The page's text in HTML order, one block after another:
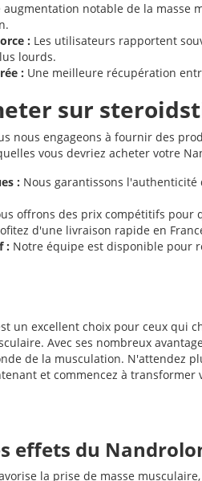
augmentation notable de la masse
: Les utilisateurs rapportent
lourds.
: Une meilleure récupération
sur
nous engageons à fournir des
vous devriez acheter votre
: Nous garantissons
offrons des prix compétitifs
d'une livraison rapide en
: Notre équipe est disponible pour
un excellent choix pour ceux qui
Avec ses nombreux
de la musculation. N'attendez
et commencez à transformer
effets du
la prise de masse